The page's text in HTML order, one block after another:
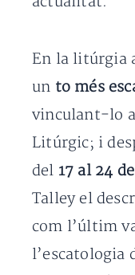
En la litúrgia
un to més
vinculant-lo
Litúrgic; i
del 17 al 24
Talley el
com l’últim
l’escatologia